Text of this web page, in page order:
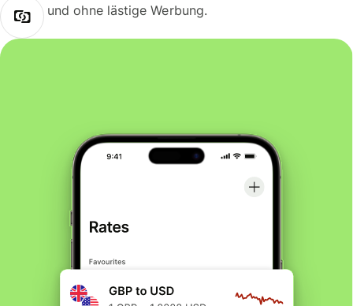
und ohne lästige Werbung.